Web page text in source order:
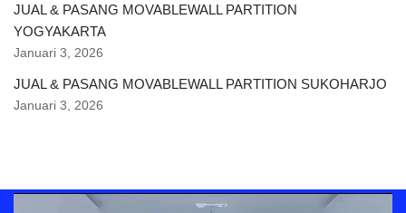
JUAL & PASANG MOVABLEWALL PARTITION
YOGYAKARTA
Januari 3, 2026
JUAL & PASANG MOVABLEWALL PARTITION SUKOHARJO
Januari 3, 2026